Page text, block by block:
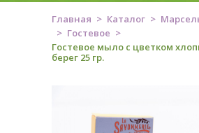
Главная Каталог
Гостевое
Гостевое мыло с цветком
берег 25 гр.